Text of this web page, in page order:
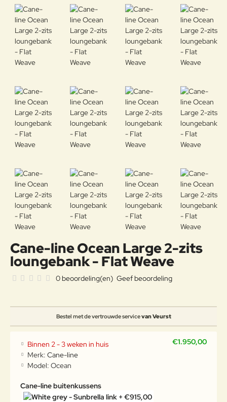
Cane-line Ocean Large 2-zits
loungebank - Flat Weave
Bestel met de vertrouwde servicevan Veurst
0 beoordeling(en) Geef beoordeling
€1.950,00
Binnen 2 - 3 weken in huis
Merk: Cane-line
Model: Ocean
Cane-line buitenkussens